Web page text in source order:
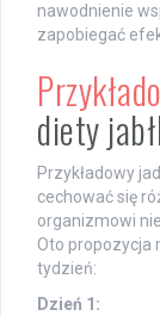
nawodnienie
zapobiegać
diety
Przykładowy
cechować się
organizmowi
Oto propozycja
tydzień:
Dzień 1: